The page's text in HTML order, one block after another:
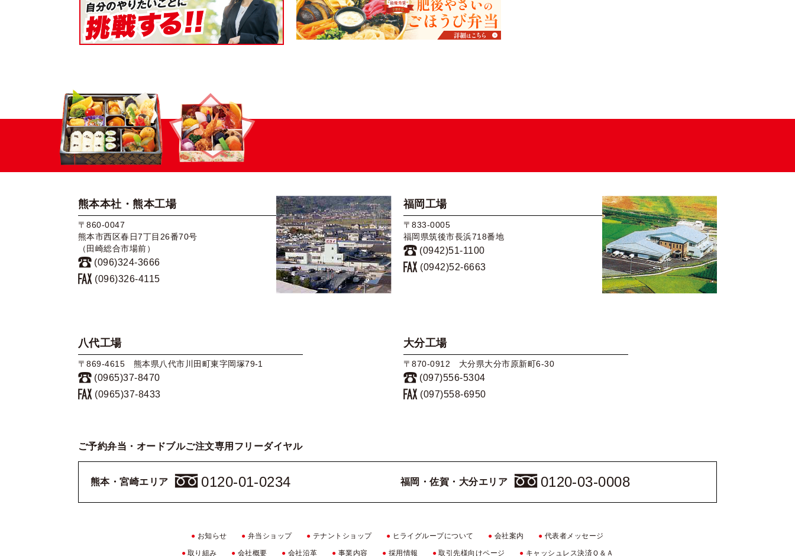
熊本本社・熊本工場
〒860-0047
熊本市西区春日7丁目26番70号
（田崎総合市場前）
(096)324-3666
(096)326-4115
福岡工場
〒833-0005
福岡県筑後市長浜718番地
(0942)51-1100
(0942)52-6663
八代工場
〒869-4615 熊本県八代市川田町東字岡塚79-1
(0965)37-8470
(0965)37-8433
大分工場
〒870-0912 大分県大分市原新町6-30
(097)556-5304
(097)558-6950
ご予約弁当・オードブルご注文専用フリーダイヤル
熊本・宮崎エリア 0120-01-0234 福岡・佐賀・大分エリア 0120-03-0008
● お知らせ ● 弁当ショップ ● テナントショップ ● ヒライグループについて ● 会社案内 ● 代表者メッセージ
● 取り組み ● 会社概要 ● 会社沿革 ● 事業内容 ● 採用情報 ● 取引先様向けページ ● キャッシュレス決済Ｑ＆Ａ